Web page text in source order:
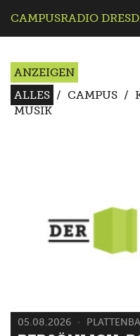
CAMPUSRADIO
ANZEIGEN
ALLES / CAMPUS /
MUSIK
05.08.2026